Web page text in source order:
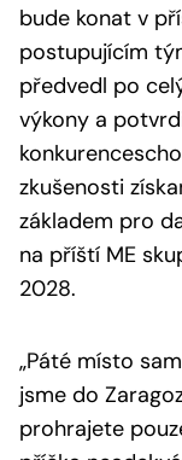
bude konat v
postupujícím
předvedl po
výkony a
zkušenosti
základem pro
na příští ME
2028.
„Páté místo
jsme do
prohrajete